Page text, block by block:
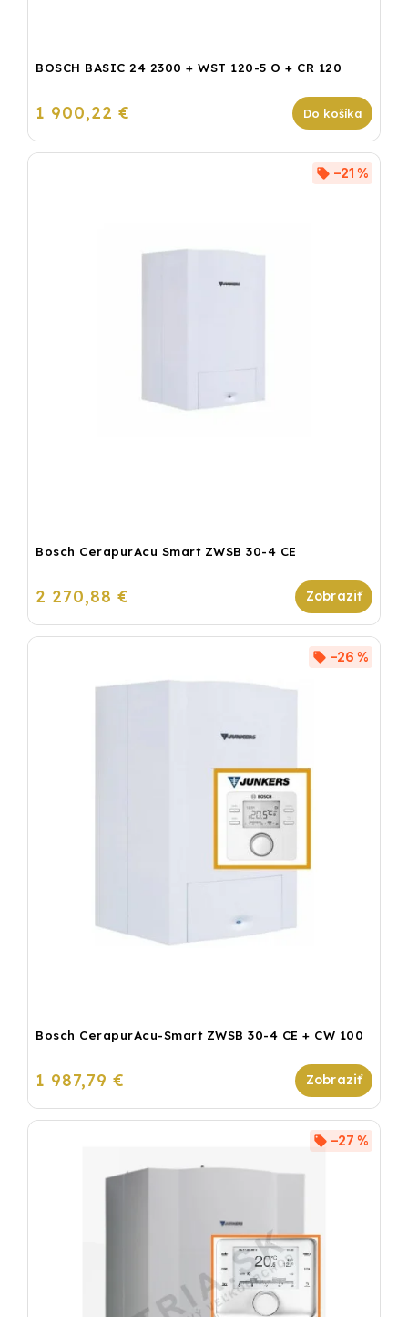
BOSCH BASIC 24 2300 + WST 120-5 O + CR 120
1 900,22 € Do košíka
Bosch CerapurAcu Smart ZWSB 30-4 CE
–21 %
2 270,88 €
Bosch CerapurAcu-Smart ZWSB 30-4 CE + CW 100
–26 %
1 987,79 €
–27 %